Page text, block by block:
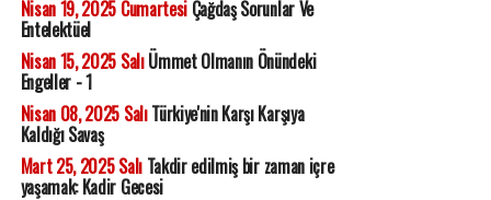
Nisan 19, 2025 CumartesiÇağdaş Sorunlar Ve
Entelektüel
Nisan 15, 2025 SalıÜmmet Olmanın Önündeki
Engeller - 1
Nisan 08, 2025 SalıTürkiye'nin Karşı Karşıya
Kaldığı Savaş
Mart 25, 2025 SalıTakdir edilmiş bir zaman içre
yaşamak: Kadir Gecesi